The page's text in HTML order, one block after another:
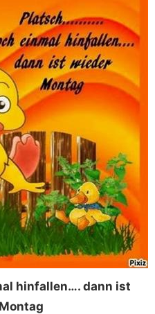
hinfallen…. dann ist